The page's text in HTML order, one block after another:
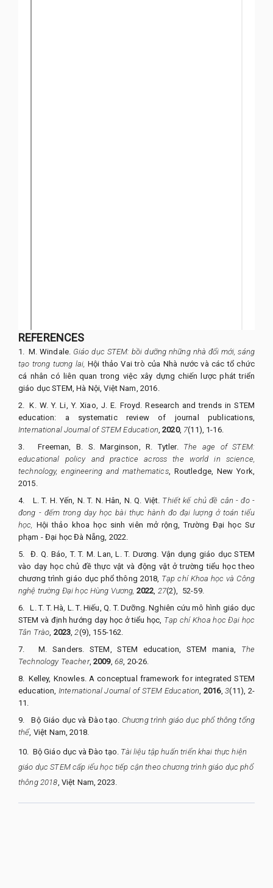
REFERENCES
1. M. Windale. Giáo dục STEM: bồi dưỡng những nhà đổi mới, sáng
tạo trong tương lai, Hội thảo Vai trò của Nhà nước và các tổ chức
cá nhân có liên quan trong việc xây dựng chiến lược phát triển
giáo dục STEM, Hà Nội, Việt Nam, 2016.
2.
K. W. Y. Li, Y. Xiao, J. E. Froyd. Research and trends in STEM
education: a systematic review of journal publications,
International Journal of STEM Education ,2020, 7(11), 1-16.
3.
Freeman, B. S. Marginson, R. Tytler. The age of STEM:
educational policy and practice across the world in science,
technology, engineering and mathematics, Routledge, New York,
2015.
4.
L. T. H. Yến, N. T. N. Hân, N. Q. Việt. Thiết kế chủ đề cân - đo -
đong - đếm trong dạy học bài thực hành đo đại lượng ở toán tiểu
học, Hội thảo khoa học sinh viên mở rộng, Trường Đại học Sư
phạm - Đại học Đà Nẵng, 2022.
5.
Đ. Q. Báo, T. T. M. Lan, L. T. Dương. Vận dụng giáo dục STEM
vào dạy học chủ đề thực vật và động vật ở trường tiểu học theo
chương trình giáo dục phổ thông 2018, Tạp chí Khoa học và Công
nghệ trường Đại học Hùng Vương, 2022 27(2),
52-59.
6.
L. T. T. Hà, L. T. Hiếu, Q. T. Dưỡng. Nghiên cứu mô hình giáo dục
STEM và định hướng dạy học ở tiểu học, Tạp chí Khoa học Đại học
Tân Trào 2023 2(9), 155-162.
7.
M. Sanders. STEM, STEM education, STEM mania, The
Technology Teacher,2009, 68 , 20-26.
8.
Kelley, Knowles. A conceptual framework for integrated STEM
education, International Journal of STEM Education 2016,3(11), 2-
11.
9.
Bộ Giáo dục và Đào tạo. Chương trình giáo dục phổ thông tổng
thể, Việt Nam, 2018.
10. Bộ Giáo dục và Đào tạo. Tài liệu tập huấn triển khai thực hiện
giáo dục STEM cấp iểu học tiếp cận theo chương trình giáo dục phổ
thông 2018 , Việt Nam, 2023.